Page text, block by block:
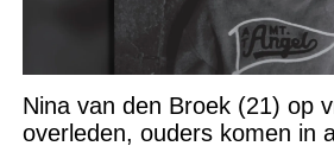
Nina van den Broek (21) op
overleden, ouders komen in